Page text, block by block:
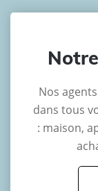
Nos
dans tous
: maison,